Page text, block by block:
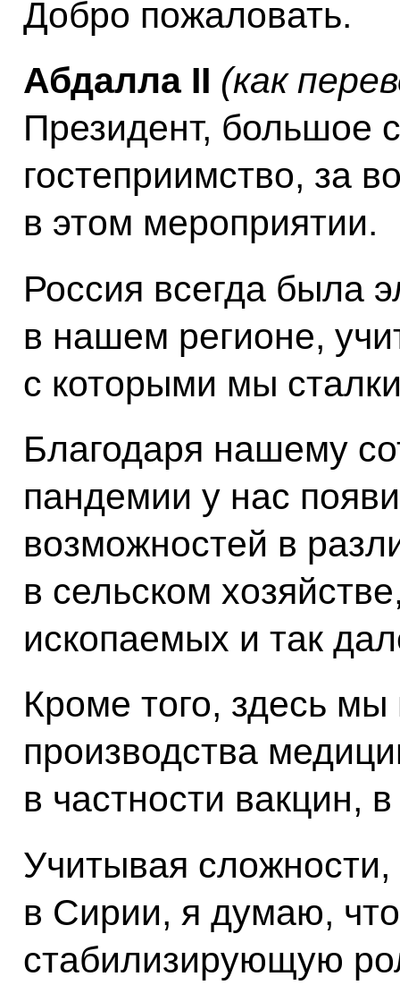
Добро пожаловать.
Абдалла II (как
Президент, большое
гостеприимство, за
в этом мероприятии.
Россия всегда была
в нашем регионе,
с которыми мы
Благодаря нашему
пандемии у нас
возможностей в
в сельском
ископаемых и так
Кроме того, здесь
производства
в частности вакцин,
Учитывая
в Сирии, я думаю,
стабилизирующую